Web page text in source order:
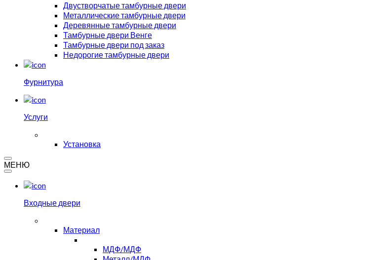
Двустворчатые тамбурные двери
Металлические тамбурные двери
Деревянные тамбурные двери
Тамбурные двери Венге
Тамбурные двери под заказ
Недорогие тамбурные двери
Фурнитура
Услуги
Установка
МЕНЮ
Входные двери
Материал
МДФ/МДФ